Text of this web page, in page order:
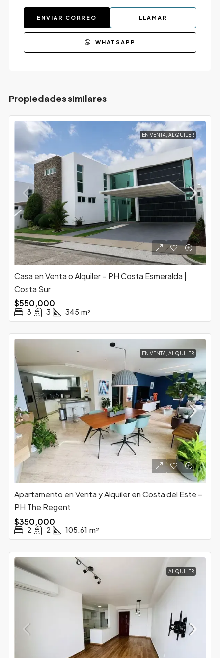
ENVIAR CORREO LLAMAR
WHATSAPP
Propiedades similares
EN VENTA, ALQUILER
Casa en Venta o Alquiler – PH Costa Esmeralda |
Costa Sur
$550,000
3 3 345 m²
EN VENTA, ALQUILER
Apartamento en Venta y Alquiler en Costa del Este –
PH The Regent
$350,000
2 2 105.61 m²
ALQUILER